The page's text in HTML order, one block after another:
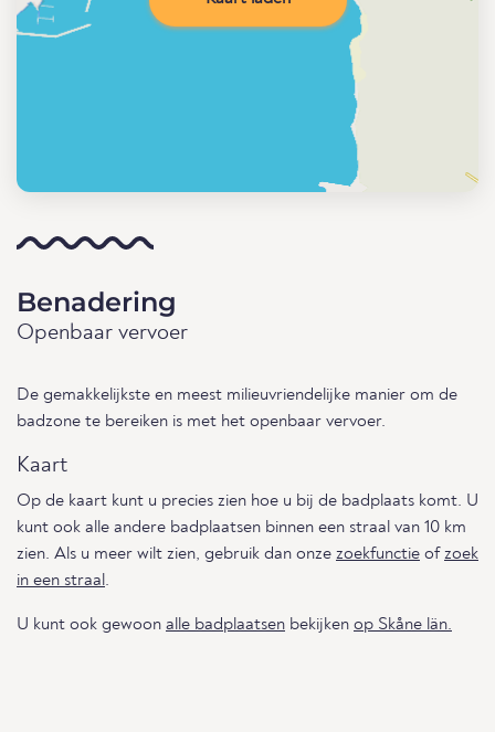
Benadering
Openbaar vervoer
De gemakkelijkste en meest milieuvriendelijke manier om de
badzone te bereiken is met het openbaar vervoer.
Kaart
Op de kaart kunt u precies zien hoe u bij de badplaats komt. U
kunt ook alle andere badplaatsen binnen een straal van 10 km
zien. Als u meer wilt zien, gebruik dan onze zoekfunctie ofzoek
in een straal.
U kunt ook gewoon alle badplaatsen bekijken op Skåne län.